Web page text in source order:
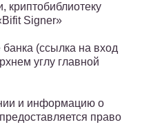
криптобиблиотеку
Signer»
банка (ссылка на вход
углу главной
и информацию о
право